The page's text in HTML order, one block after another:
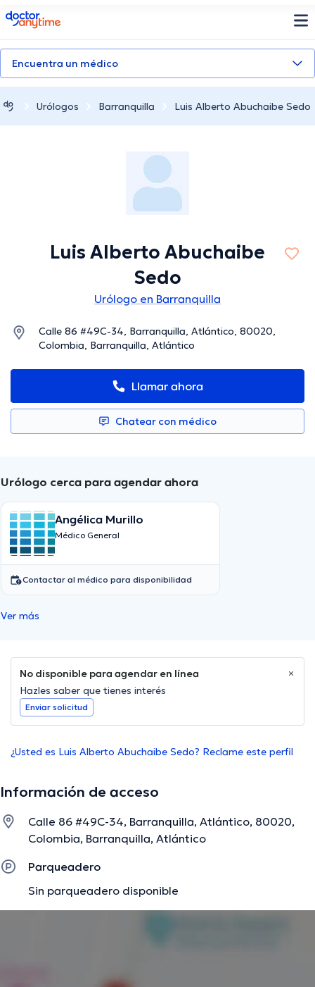
doctoranytime
Encuentra un médico
Urólogos Barranquilla Luis Alberto Abuchaibe Sedo
Luis Alberto Abuchaibe
Sedo
Urólogo en Barranquilla
Calle 86 #49C-34, Barranquilla, Atlántico, 80020,
Colombia, Barranquilla, Atlántico
Llamar ahora
Chatear con médico
Urólogo cerca para agendar ahora
Angélica Murillo
Médico General
Contactar al médico para disponibilidad
Ver más
No disponible para agendar en línea
Hazles saber que tienes interés
Enviar solicitud
¿Usted es Luis Alberto Abuchaibe Sedo? Reclame este perfil
Información de acceso
Calle 86 #49C-34, Barranquilla, Atlántico, 80020,
Colombia, Barranquilla, Atlántico
Parqueadero
Sin parqueadero disponible